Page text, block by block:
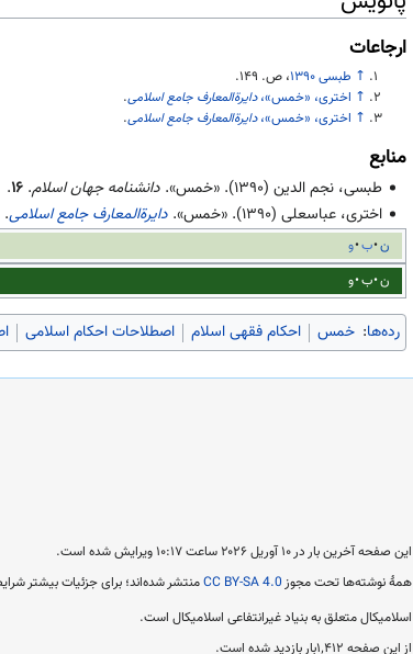
ارجاعات
↑ طبسی ۱۳۹۰
، ص. ۱۴۹.
↑ اختری، «خمس»،دایرةالمعارف جامع اسلامی.
↑ اختری، «خمس»،دایرةالمعارف جامع اسلامی.
منابع
طبسی، نجم الدین (۱۳۹۰). «خمس».دانشنامه جهان اسلام.۱۶.
اختری، عباسعلی (۱۳۹۰). «خمس».دایرةالمعارف جامع اسلامی.
ن ب و
ن ب و
رده‌ها: خمس احکام فقهی اسلام اصطلاحات احکام اسلامی
این صفحه آخرین بار در ‏۱۰ آوریل ۲۰۲۶ ساعت ‏۱۰:۱۷ ویرایش شده است.
همهٔ نوشته‌ها تحت مجوز CC BY-SA 4.0منتشر شده‌اند؛ برای جزئیات بیشتر
اسلامیکال متعلق به بنیاد غیرانتفاعی اسلامیکال است.
از این صفحه ۱٬۴۱۲بار بازدید شده است.